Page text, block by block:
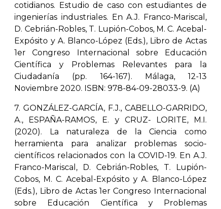
cotidianos. Estudio de caso con estudiantes de
ingenierías industriales. En A.J. Franco-Mariscal,
D. Cebrián-Robles, T. Lupión-Cobos, M. C. Acebal-
Expósito y A. Blanco-López (Eds.), Libro de Actas
1er Congreso Internacional sobre Educación
Científica y Problemas Relevantes para la
Ciudadanía (pp. 164-167). Málaga, 12-13
Noviembre 2020. ISBN: 978-84-09-28033-9. (A)
7. GONZÁLEZ-GARCÍA, F.J., CABELLO-GARRIDO,
A., ESPAÑA-RAMOS, E. y CRUZ- LORITE, M.I.
(2020). La naturaleza de la Ciencia como
herramienta para analizar problemas socio-
científicos relacionados con la COVID-19. En A.J.
Franco-Mariscal, D. Cebrián-Robles, T. Lupión-
Cobos, M. C. Acebal-Expósito y A. Blanco-López
(Eds.), Libro de Actas 1er Congreso Internacional
sobre Educación Científica y Problemas